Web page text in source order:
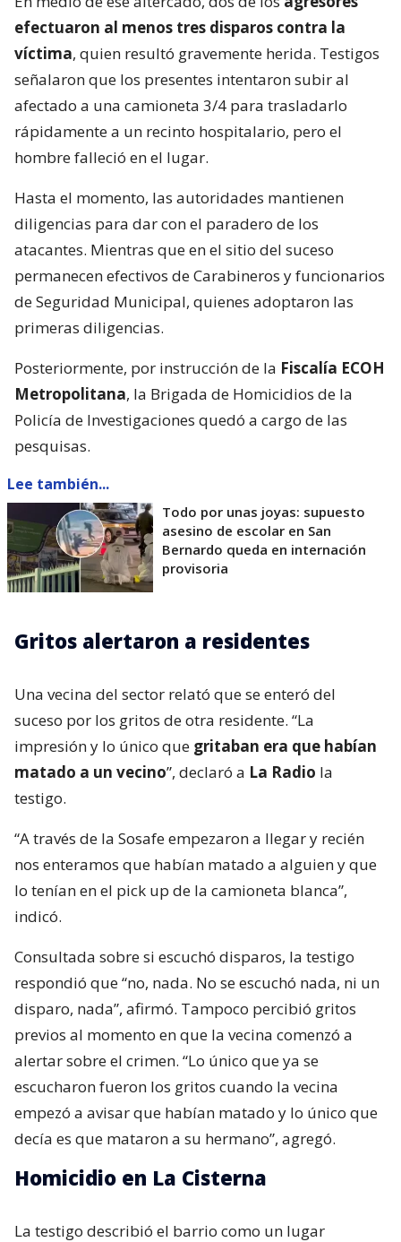
efectuaron al menos tres disparos contra la
víctima, quien resultó gravemente herida. Testigos
señalaron que los presentes intentaron subir al
afectado a una camioneta 3/4 para trasladarlo
rápidamente a un recinto hospitalario, pero el
hombre falleció en el lugar.
Hasta el momento, las autoridades mantienen
diligencias para dar con el paradero de los
atacantes. Mientras que en el sitio del suceso
permanecen efectivos de Carabineros y funcionarios
de Seguridad Municipal, quienes adoptaron las
primeras diligencias.
Posteriormente, por instrucción de la Fiscalía ECOH
Metropolitana, la Brigada de Homicidios de la
Policía de Investigaciones quedó a cargo de las
pesquisas.
Lee también...
Todo por unas joyas: supuesto
asesino de escolar en San
Bernardo queda en internación
provisoria
Gritos alertaron a residentes
Una vecina del sector relató que se enteró del
suceso por los gritos de otra residente. “La
impresión y lo único que gritaban era que habían
matado a un vecino”, declaró a La Radio la
testigo.
“A través de la Sosafe empezaron a llegar y recién
nos enteramos que habían matado a alguien y que
lo tenían en el pick up de la camioneta blanca”,
indicó.
Consultada sobre si escuchó disparos, la testigo
respondió que “no, nada. No se escuchó nada, ni un
disparo, nada”, afirmó. Tampoco percibió gritos
previos al momento en que la vecina comenzó a
alertar sobre el crimen. “Lo único que ya se
escucharon fueron los gritos cuando la vecina
empezó a avisar que habían matado y lo único que
decía es que mataron a su hermano”, agregó.
Homicidio en La Cisterna
La testigo describió el barrio como un lugar